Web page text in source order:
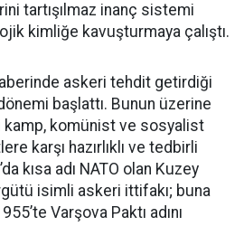
tartışılmaz inanç sistemi
kimliğe kavuşturmaya çalıştı.
askeri tehdit getirdiği
başlattı. Bunun üzerine
kamp, komünist ve sosyalist
karşı hazırlıklı ve tedbirli
kısa adı NATO olan Kuzey
isimli askeri ittifakı; buna
Varşova Paktı adını